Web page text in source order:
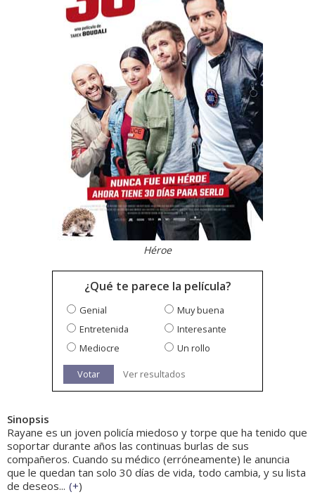
Héroe
¿Qué te parece la película?
Genial
Muy buena
Entretenida
Interesante
Mediocre
Un rollo
Votar Ver resultados
Sinopsis
Rayane es un joven policía miedoso y torpe que ha tenido que
soportar durante años las continuas burlas de sus
compañeros. Cuando su médico (erróneamente) le anuncia
que le quedan tan solo 30 días de vida, todo cambia, y su lista
de deseos... (+)